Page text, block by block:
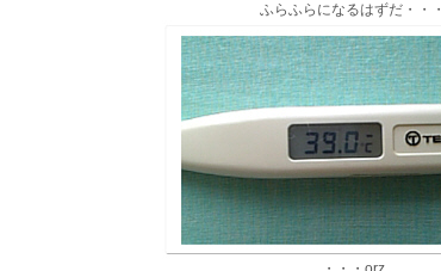
ふらふらになるはずだ・・・